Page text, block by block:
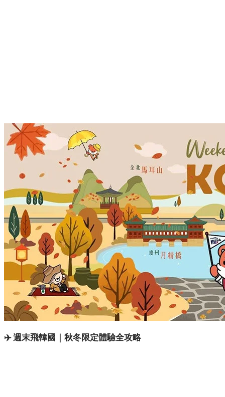
✈️ 週末飛韓國｜秋冬限定體驗全攻略